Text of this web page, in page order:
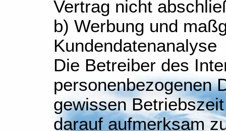
Vertrag nicht
b) Werbung und
Kundendatenanalyse
Die Betreiber des
personenbezogenen
gewissen
darauf aufmerksam